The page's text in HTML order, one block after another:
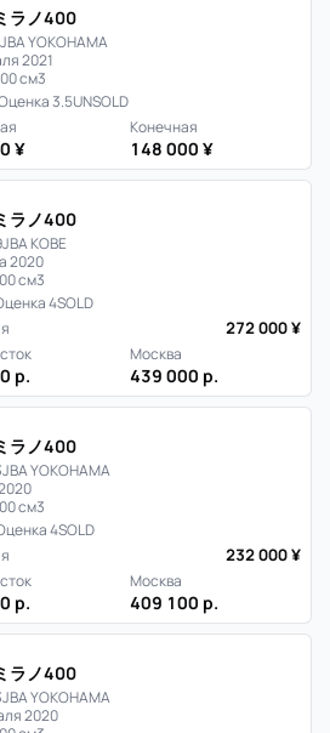
ラノ400
JBA YOKOHAMA
2021
см3
3.5UNSOLD
¥
Конечная
148 000 ¥
ラノ400
JBA KOBE
2020
см3
4SOLD
272 000 ¥
р.
Москва
439 000 р.
ラノ400
JBA YOKOHAMA
см3
4SOLD
232 000 ¥
р.
Москва
409 100 р.
ラノ400
JBA YOKOHAMA
2020